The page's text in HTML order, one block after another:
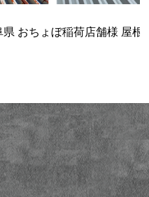
県 おちょぼ稲荷店舗様 屋根塗